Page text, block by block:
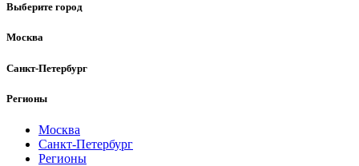
Выберите город
Москва
Санкт-Петербург
Регионы
Москва
Санкт-Петербург
Регионы